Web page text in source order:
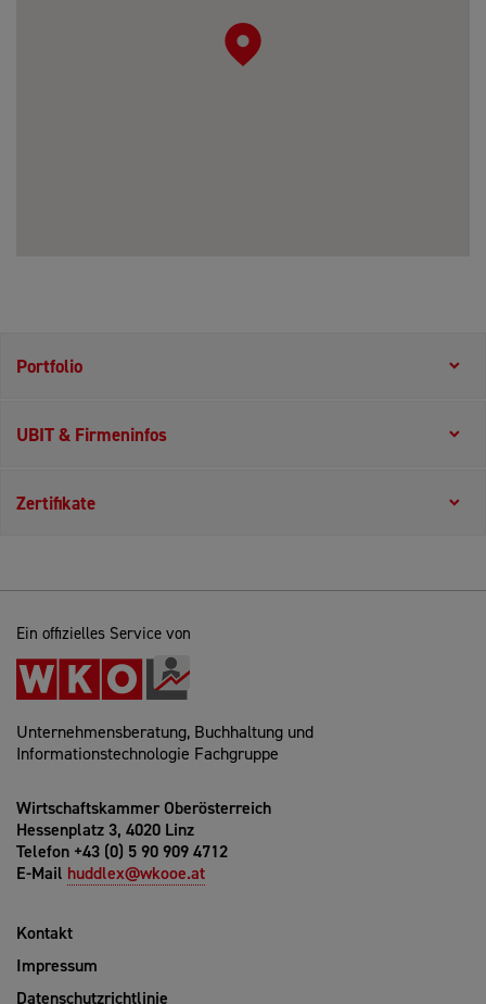
Portfolio
UBIT & Firmeninfos
Zertifikate
Ein offizielles Service von
Unternehmensberatung, Buchhaltung und
Informationstechnologie Fachgruppe
Wirtschaftskammer Oberösterreich
Hessenplatz 3, 4020 Linz
Telefon +43 (0) 5 90 909 4712
E-Mail huddlex@wkooe.at
Kontakt
Impressum
Datenschutzrichtlinie